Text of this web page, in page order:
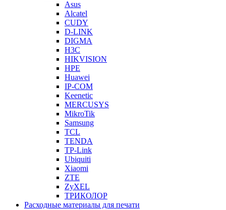
Asus
Alcatel
CUDY
D-LINK
DIGMA
H3C
HIKVISION
HPE
Huawei
IP-COM
Keenetic
MERCUSYS
MikroTik
Samsung
TCL
TENDA
TP-Link
Ubiquiti
Xiaomi
ZTE
ZyXEL
ТРИКОЛОР
Расходные материалы для печати